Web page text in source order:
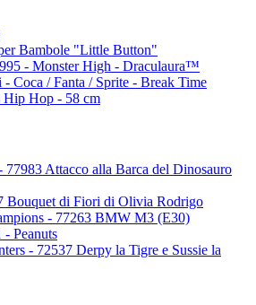
Bambole "Little Button"
- Monster High - Draculaura™
- Coca / Fanta / Sprite - Break Time
Hip Hop - 58 cm
Attacco alla Barca del Dinosauro
Bouquet di Fiori di Olivia Rodrigo
- 77263 BMW M3 (E30)
Peanuts
- 72537 Derpy la Tigre e Sussie la